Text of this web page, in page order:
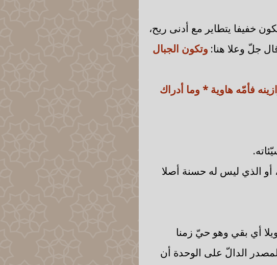
خفيفا يتطاير مع أدنى ريح،
جلّ وعلا هنا: وتكون الجبال
فأمّه هاوية * وما أدراك
الذي ليس له حسنة أصلا
أي بقي وهو حيّ زمنا
الدالّ على الوحدة أن